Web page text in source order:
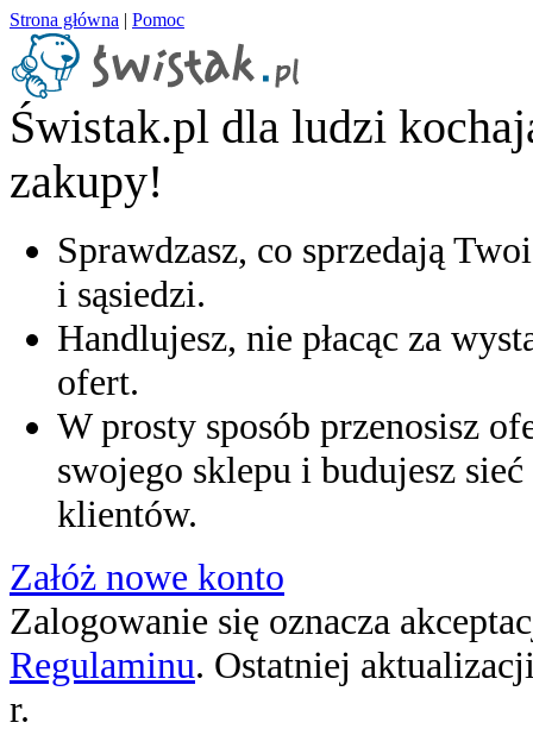
Strona główna | Pomoc
Świstak.pl dla ludzi
zakupy!
Sprawdzasz, co sprzedają
i sąsiedzi.
Handlujesz, nie płacąc za
ofert.
W prosty sposób przenosisz
swojego sklepu i budujesz sieć
klientów.
Załóż nowe konto
Zalogowanie się oznacza
Regulaminu. Ostatniej
r.